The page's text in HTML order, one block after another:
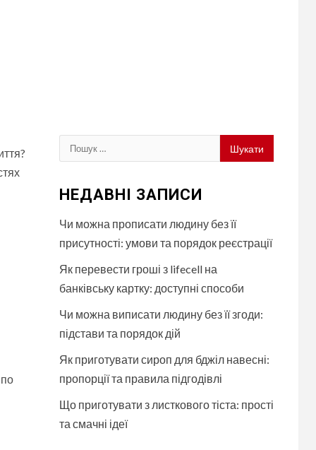
Пошук:
НЕДАВНІ ЗАПИСИ
Чи можна прописати людину без її
присутності: умови та порядок реєстрації
Як перевести гроші з lifecell на
банківську картку: доступні способи
Чи можна виписати людину без її згоди:
підстави та порядок дій
Як приготувати сироп для бджіл навесні:
пропорції та правила підгодівлі
Що приготувати з листкового тіста: прості
та смачні ідеї